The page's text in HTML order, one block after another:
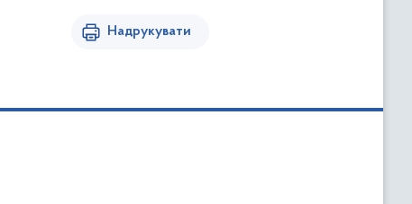
Надрукувати